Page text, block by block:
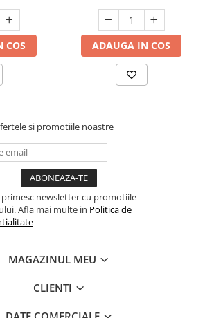
COS ADAUGA IN COS
si promotiile noastre
primesc newsletter cu promotiile
Afla mai multe in Politica de
MAGAZINUL MEU
CLIENTI